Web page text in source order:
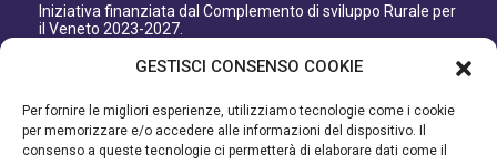
GESTISCI CONSENSO COOKIE
Per fornire le migliori esperienze, utilizziamo tecnologie come i cookie
per memorizzare e/o accedere alle informazioni del dispositivo. Il
consenso a queste tecnologie ci permetterà di elaborare dati come il
Iniziativa finanziata dal Complemento di sviluppo Rurale per
il Veneto 2023-2027.
Direzione AdG FEASR Bonifica e Irrigazione.